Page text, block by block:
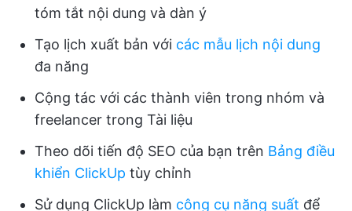
tóm tắt nội dung và dàn ý
Tạo lịch xuất bản với các mẫu lịch nội dung
đa năng
Cộng tác với các thành viên trong nhóm và
freelancer trong Tài liệu
Theo dõi tiến độ SEO của bạn trên Bảng điều
khiển ClickUp tùy chỉnh
Sử dụng ClickUp làm công cụ năng suất để